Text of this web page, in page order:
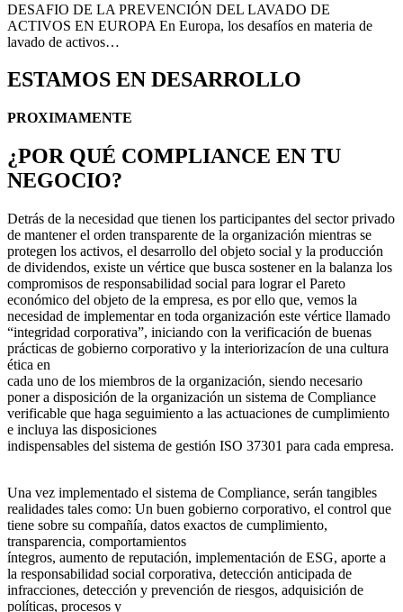
DESAFIO DE LA PREVENCIÓN DEL LAVADO DE
ACTIVOS EN EUROPA En Europa, los desafíos en materia de
lavado de activos…
ESTAMOS EN DESARROLLO
PROXIMAMENTE
¿POR QUÉ COMPLIANCE EN TU
NEGOCIO?
Detrás de la necesidad que tienen los participantes del sector privado
de mantener el orden transparente de la organización mientras se
protegen los activos, el desarrollo del objeto social y la producción
de dividendos, existe un vértice que busca sostener en la balanza los
compromisos de responsabilidad social para lograr el Pareto
económico del objeto de la empresa, es por ello que, vemos la
necesidad de implementar en toda organización este vértice llamado
“integridad corporativa”, iniciando con la verificación de buenas
prácticas de gobierno corporativo y la interiorizacíon de una cultura
ética en
cada uno de los miembros de la organización, siendo necesario
poner a disposición de la organización un sistema de Compliance
verificable que haga seguimiento a las actuaciones de cumplimiento
e incluya las disposiciones
indispensables del sistema de gestión ISO 37301 para cada empresa.
Una vez implementado el sistema de Compliance, serán tangibles
realidades tales como: Un buen gobierno corporativo, el control que
tiene sobre su compañía, datos exactos de cumplimiento,
transparencia, comportamientos
íntegros, aumento de reputación, implementación de ESG, aporte a
la responsabilidad social corporativa, detección anticipada de
infracciones, detección y prevención de riesgos, adquisición de
políticas, procesos y